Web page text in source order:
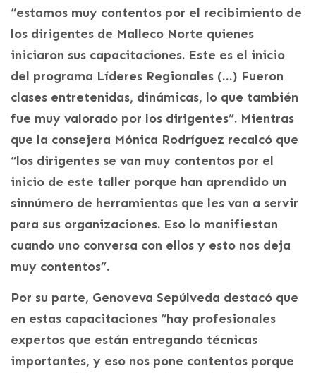
“estamos muy contentos por el recibimiento de
los dirigentes de Malleco Norte quienes
iniciaron sus capacitaciones. Este es el inicio
del programa Líderes Regionales (…) Fueron
clases entretenidas, dinámicas, lo que también
fue muy valorado por los dirigentes”. Mientras
que la consejera Mónica Rodríguez recalcó que
“los dirigentes se van muy contentos por el
inicio de este taller porque han aprendido un
sinnúmero de herramientas que les van a servir
para sus organizaciones. Eso lo manifiestan
cuando uno conversa con ellos y esto nos deja
muy contentos”.
Por su parte, Genoveva Sepúlveda destacó que
en estas capacitaciones “hay profesionales
expertos que están entregando técnicas
importantes, y eso nos pone contentos porque